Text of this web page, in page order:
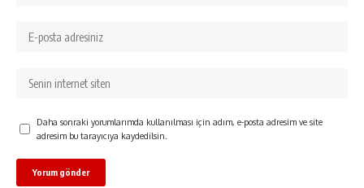
Daha sonraki yorumlarımda kullanılması için adım, e-posta adresim ve site
adresim bu tarayıcıya kaydedilsin.